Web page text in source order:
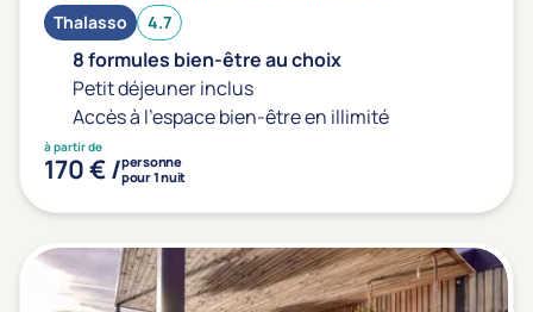
Thalasso 4.7
8 formules bien-être au choix
Petit déjeuner inclus
Accès à l'espace bien-être en illimité
à partir de
170 € /personne
pour 1 nuit